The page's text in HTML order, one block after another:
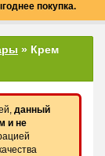
покупка.
» Крем
данный
и не